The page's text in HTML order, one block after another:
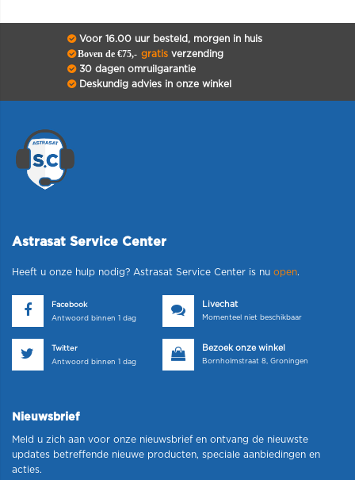
Voor 16.00 uur besteld, morgen in huis
Boven de €75,- gratisverzending
30 dagen omruilgarantie
Deskundig advies in onze winkel
Astrasat Service Center
Heeft u onze hulp nodig? Astrasat Service Center is nu open.
Facebook
Antwoord binnen 1 dag
Livechat
Momenteel niet beschikbaar
Twitter
Antwoord binnen 1 dag
Bezoek onze winkel
Bornholmstraat 8, Groningen
Nieuwsbrief
Meld u zich aan voor onze nieuwsbrief en ontvang de nieuwste
updates betreffende nieuwe producten, speciale aanbiedingen en
acties.